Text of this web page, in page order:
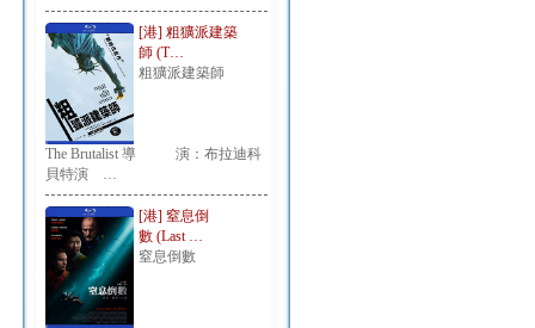
[港] 粗獷派建築
師 (T…
粗獷派建築師
The Brutalist 導 演：布拉迪科
貝特演 …
[港] 窒息倒
數 (Last …
窒息倒數